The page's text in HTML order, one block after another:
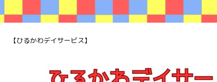
【ひるかわデイサービス】